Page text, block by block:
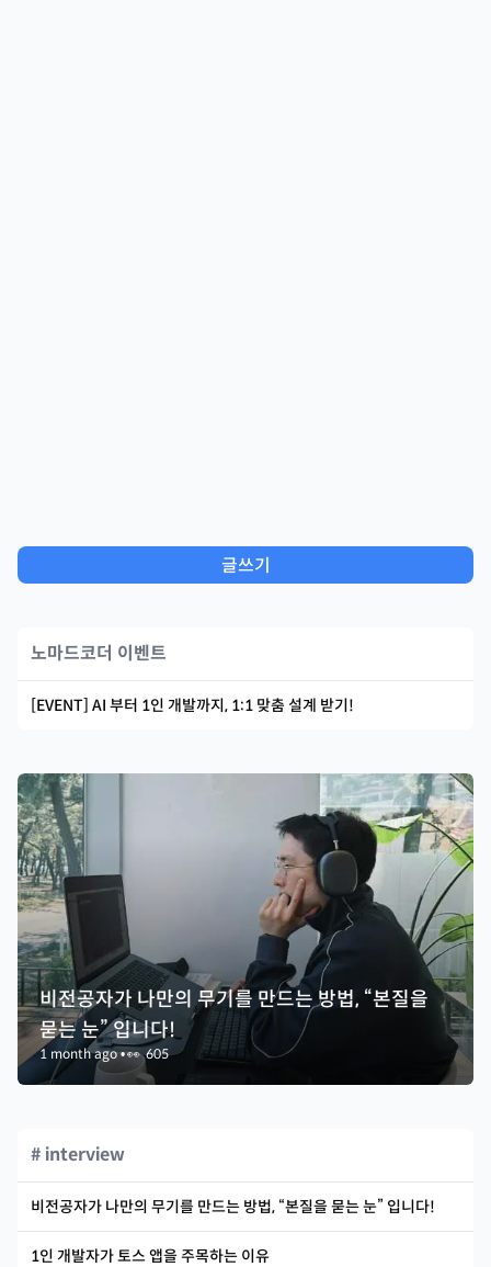
글쓰기
노마드코더 이벤트
[EVENT] AI 부터 1인 개발까지, 1:1 맞춤 설계 받기!
비전공자가 나만의 무기를 만드는 방법, “본질을
묻는 눈” 입니다!
1 month ago•👀605
# interview
비전공자가 나만의 무기를 만드는 방법, “본질을 묻는 눈” 입니다!
1인 개발자가 토스 앱을 주목하는 이유